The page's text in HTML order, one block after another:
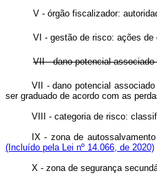
V - órgão fiscalizador:
VI - gestão de risco: ações de
VII - dano potencial
VII - dano potencial
ser graduado de acordo com as
VIII - categoria de risco:
IX - zona de
(Incluído pela Lei nº 14.066, de 2020)
X - zona de segurança